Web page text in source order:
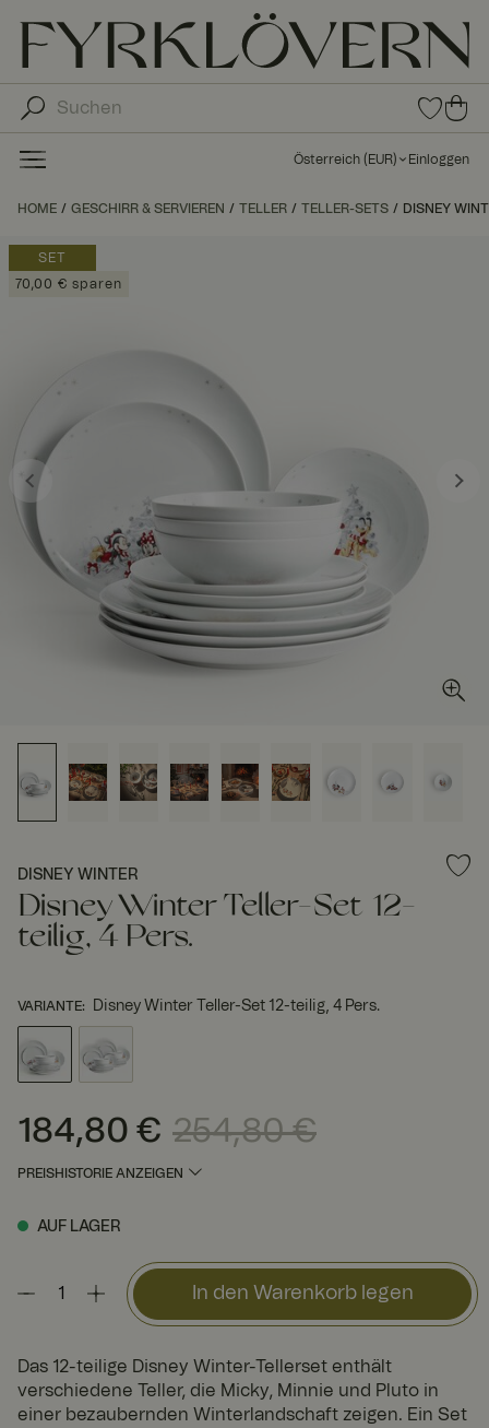
0
Arti
in
orit
0
Art
ike
de
Österreich ( EUR) Einloggen
HOME GESCHIRR & SERVIEREN TELLER TELLER-SETS DISNEY
SET
70,00 € sparen
DISNEY WINTER
Disney Winter Teller-Set 12-
teilig, 4 Pers.
VARIANTE: Disney Winter Teller-Set 12-teilig, 4 Pers.
Aktueller Preis:184,80 €Vorheriger Preis
184,80 € 254,80 €
PREISHISTORIE ANZEIGEN
AUF LAGER
In den Warenkorb legen
Das 12-teilige Disney Winter-Tellerset enthält
verschiedene Teller, die Micky, Minnie und Pluto in
einer bezaubernden Winterlandschaft zeigen. Ein Set